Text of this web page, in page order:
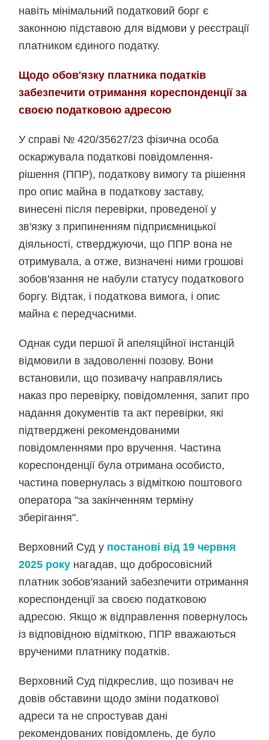
навіть мінімальний податковий борг є
законною підставою для відмови у реєстрації
платником єдиного податку.
Щодо обов'язку платника податків
забезпечити отримання кореспонденції за
своєю податковою адресою
У справі № 420/35627/23 фізична особа
оскаржувала податкові повідомлення-
рішення (ППР), податкову вимогу та рішення
про опис майна в податкову заставу,
винесені після перевірки, проведеної у
зв'язку з припиненням підприємницької
діяльності, стверджуючи, що ППР вона не
отримувала, а отже, визначені ними грошові
зобов'язання не набули статусу податкового
боргу. Відтак, і податкова вимога, і опис
майна є передчасними.
Однак суди першої й апеляційної інстанцій
відмовили в задоволенні позову. Вони
встановили, що позивачу направлялись
наказ про перевірку, повідомлення, запит про
надання документів та акт перевірки, які
підтверджені рекомендованими
повідомленнями про вручення. Частина
кореспонденції була отримана особисто,
частина повернулась з відміткою поштового
оператора "за закінченням терміну
зберігання".
Верховний Суд у постанові від 19 червня
2025 року нагадав, що добросовісний
платник зобов'язаний забезпечити отримання
кореспонденції за своєю податковою
адресою. Якщо ж відправлення повернулось
із відповідною відміткою, ППР вважаються
врученими платнику податків.
Верховний Суд підкреслив, що позивач не
довів обставини щодо зміни податкової
адреси та не спростував дані
рекомендованих повідомлень, де було